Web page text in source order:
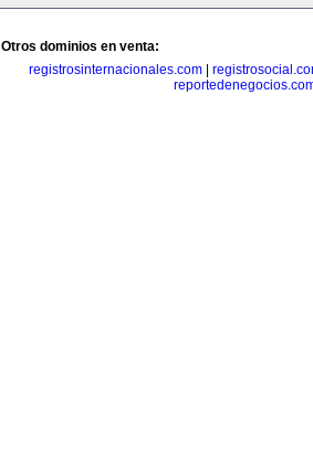
Otros dominios en venta:
registrosinternacionales.com